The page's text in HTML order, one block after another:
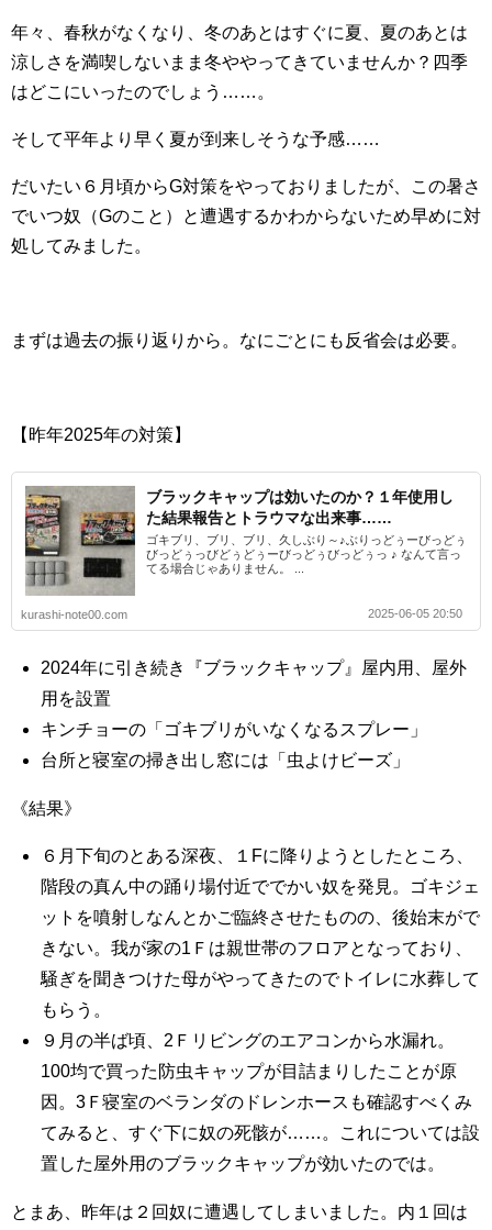
年々、春秋がなくなり、冬のあとはすぐに夏、夏のあとは
涼しさを満喫しないまま冬ややってきていませんか？四季
はどこにいったのでしょう……。
そして平年より早く夏が到来しそうな予感……
だいたい６月頃からG対策をやっておりましたが、この暑さ
でいつ奴（Gのこと）と遭遇するかわからないため早めに対
処してみました。
まずは過去の振り返りから。なにごとにも反省会は必要。
【昨年2025年の対策】
ブラックキャップは効いたのか？１年使用し
た結果報告とトラウマな出来事……
ゴキブリ、ブリ、ブリ、久しぶり～♪ぶりっどぅーびっどぅ
びっどぅっびどぅどぅーびっどぅびっどぅっ ♪ なんて言っ
てる場合じゃありません。 ...
kurashi-note00.com 2025-06-05 20:50
2024年に引き続き『ブラックキャップ』屋内用、屋外
用を設置
キンチョーの「ゴキブリがいなくなるスプレー」
台所と寝室の掃き出し窓には「虫よけビーズ」
《結果》
６月下旬のとある深夜、１Fに降りようとしたところ、
階段の真ん中の踊り場付近ででかい奴を発見。ゴキジェ
ットを噴射しなんとかご臨終させたものの、後始末がで
きない。我が家の1Ｆは親世帯のフロアとなっており、
騒ぎを聞きつけた母がやってきたのでトイレに水葬して
もらう。
９月の半ば頃、2Ｆリビングのエアコンから水漏れ。
100均で買った防虫キャップが目詰まりしたことが原
因。3Ｆ寝室のベランダのドレンホースも確認すべくみ
てみると、すぐ下に奴の死骸が……。これについては設
置した屋外用のブラックキャップが効いたのでは。
とまあ、昨年は２回奴に遭遇してしまいました。内１回は